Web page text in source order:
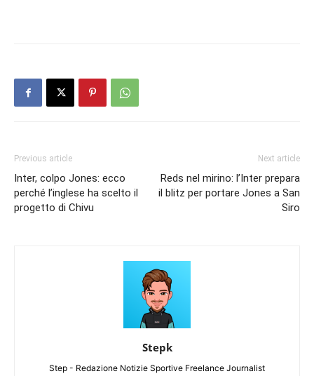
Previous article
Inter, colpo Jones: ecco
perché l’inglese ha scelto il
progetto di Chivu
Next article
Reds nel mirino: l’Inter prepara
il blitz per portare Jones a San
Siro
Stepk
Step - Redazione Notizie Sportive Freelance Journalist